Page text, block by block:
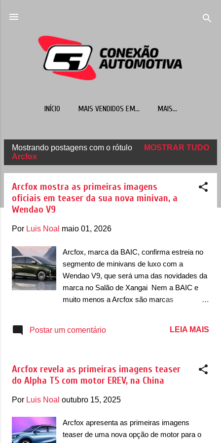
INÍCIO MAIS VENDIDOS EM... MAIS…
o
Mostrando postagens com o rótulo
Arcfox
MOSTRAR TUDO
Arcfox mostra as primeiras imagens
oficiais em teaser da sua nova minivan, a
Wendao V9
Por Luis Noal maio 01, 2026
Arcfox, marca da BAIC, confirma estreia no
segmento de minivans de luxo com a
Wendao V9, que será uma das novidades da
marca no Salão de Xangai Nem a BAIC e
muito menos a Arcfox são marcas
marca de automóveis, a Arcfox, vai lançar
da marca, que vai apostar num público que
possui muitas opções à disposição. Com
criada pela BAIC para ser uma marca de
automóveis, enquanto a BAIC aposta
majoritariamente em utilitários esportivos.
Postar um comentário LEIA MAIS
Arcfox revela as primeiras imagens teaser
do Alpha T5 com motor EREV, na China
Por Luis Noal outubro 15, 2025
Arcfox apresenta as primeiras imagens
teaser de uma nova opção de motor para o